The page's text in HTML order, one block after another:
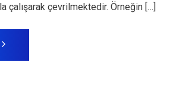
çalışarak çevrilmektedir. Örneğin […]